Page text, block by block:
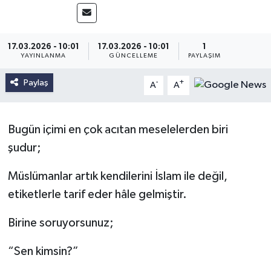
17.03.2026 - 10:01
YAYINLANMA
17.03.2026 - 10:01
GÜNCELLEME
1
PAYLAŞIM
Paylaş A- A+
Bugün içimi en çok acıtan meselelerden biri
şudur;
Müslümanlar artık kendilerini İslam ile değil,
etiketlerle tarif eder hâle gelmiştir.
Birine soruyorsunuz;
“Sen kimsin?”